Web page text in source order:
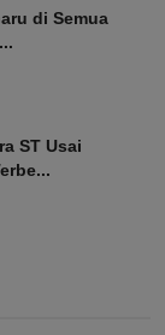
di Semua
ST Usai